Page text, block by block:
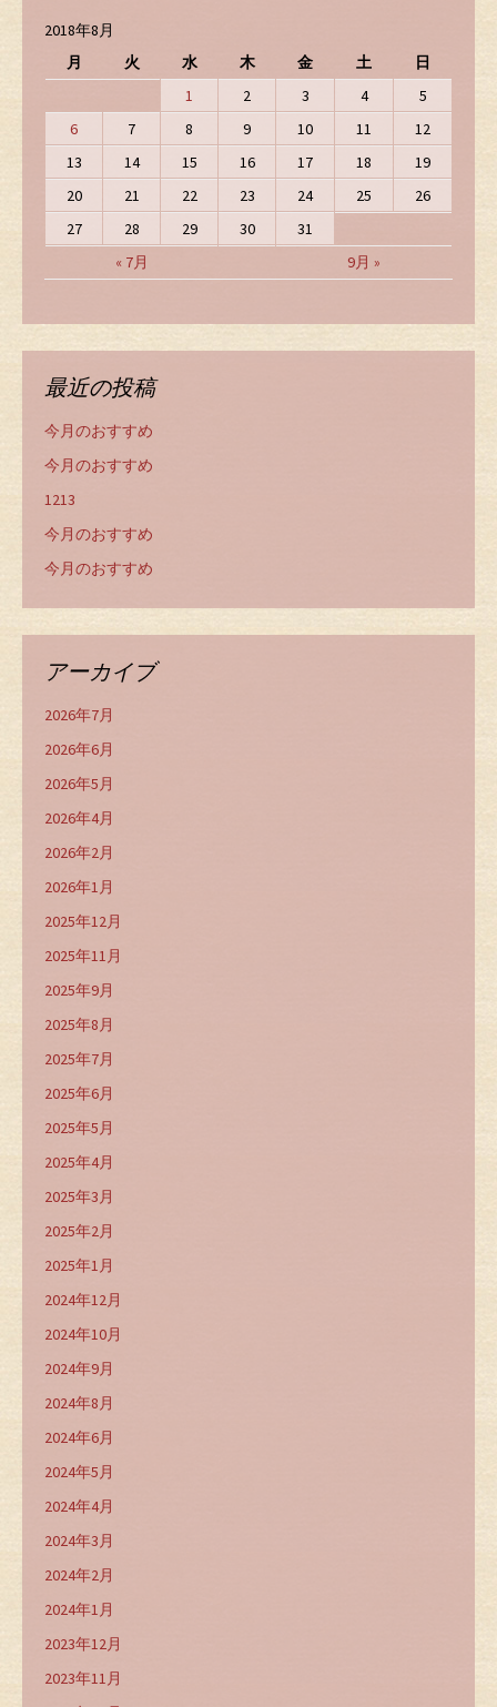
2018年8月
月
火 水 木 金 土 日
« 7月 9月 »
1 2 3 4
5
6
7 8 9 10 11
12
13
14 15 16 17 18
19
20
21 22 23 24 25
26
27
28 29 30 31
最近の投稿
今月のおすすめ
今月のおすすめ
1213
今月のおすすめ
今月のおすすめ
アーカイブ
2026年7月
2026年6月
2026年5月
2026年4月
2026年2月
2026年1月
2025年12月
2025年11月
2025年9月
2025年8月
2025年7月
2025年6月
2025年5月
2025年4月
2025年3月
2025年2月
2025年1月
2024年12月
2024年10月
2024年9月
2024年8月
2024年6月
2024年5月
2024年4月
2024年3月
2024年2月
2024年1月
2023年12月
2023年11月